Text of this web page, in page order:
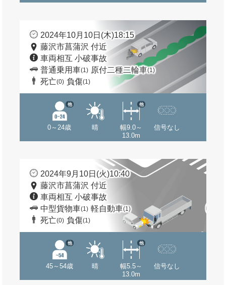
2024年10月10日(木)18:15
藤沢市菖蒲沢 付近
車両相互 小破事故
普通乗用車(1) 原付二種二輪車(1)
死亡(0) 負傷(1)
0～24歳
他
晴
幅9.0～
13.0m
他
信号なし
2024年9月10日(火)10:40
藤沢市菖蒲沢 付近
車両相互 小破事故
中型貨物車(1) 軽自動車(1)
死亡(0) 負傷(1)
45～54歳
他
晴
幅5.5～
13.0m
他
信号なし